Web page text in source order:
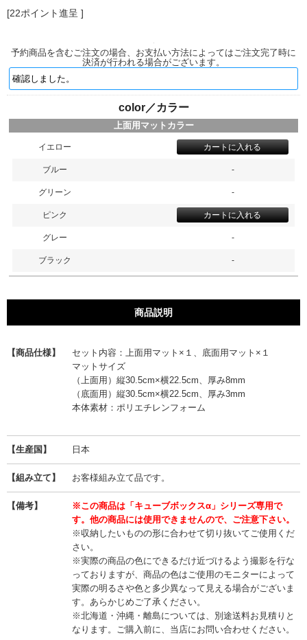
[22ポイント進呈 ]
予約商品を含むご注文の場合、お支払い方法によってはご注文完了時に
決済が行われる場合がございます。
color／カラー
上面用マットカラー
イエロー
ブルー -
グリーン -
ピンク
グレー -
ブラック -
商品説明
【商品仕様】
セット内容：上面用マット×１、底面用マット×１
マットサイズ
（上面用）縦30.5cm×横22.5cm、厚み8mm
（底面用）縦30.5cm×横22.5cm、厚み3mm
本体素材：ポリエチレンフォーム
【生産国】 日本
【組み立て】 お客様組み立て品です。
【備考】
※この商品は「キューブボックスα」シリーズ専用で
す。他の商品には使用できませんので、ご注意下さい。
※収納したいものの形に合わせて切り抜いてご使用くだ
さい。
※実際の商品の色にできるだけ近づけるよう撮影を行な
っておりますが、商品の色はご使用のモニターによって
実際の明るさや色と多少異なって見える場合がございま
す。あらかじめご了承ください。
※北海道・沖縄・離島については、別途送料お見積りと
なります。ご購入前に、当店にお問い合わせください。